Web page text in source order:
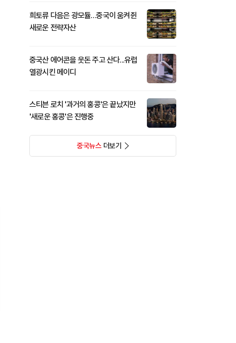
희토류 다음은 광모듈…중국이 움켜쥔
새로운 전략자산
중국산 에어콘을 웃돈 주고 산다...유럽
열광시킨 메이디
스티븐 로치 '과거의 홍콩'은 끝났지만
'새로운 홍콩'은 진행중
중국뉴스더보기